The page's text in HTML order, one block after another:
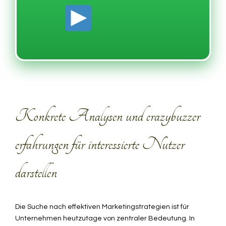
Konkrete Analysen und crazybuzzer
erfahrungen für interessierte Nutzer
darstellen
Die Suche nach effektiven Marketingstrategien ist für
Unternehmen heutzutage von zentraler Bedeutung. In